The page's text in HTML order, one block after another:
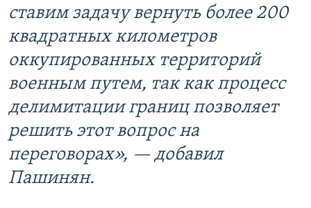
ставим задачу вернуть более 200
квадратных километров
оккупированных территорий
военным путем, так как процесс
делимитации границ позволяет
решить этот вопрос на
переговорах», — добавил
Пашинян.